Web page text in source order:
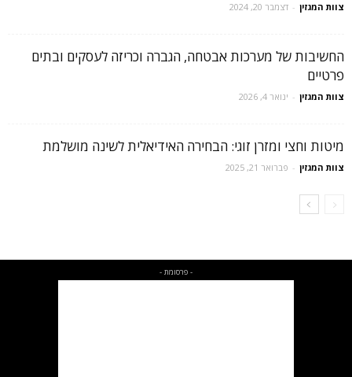
צוות המגזין - דצמבר 20, 2024
החשיבות של מערכות אבטחה, הגברה וכריזה לעסקים ובתים
פרטיים
צוות המגזין - ינואר 4, 2026
מיטות וחצי ומזרן זוגי: הבחירה האידיאלית לשינה מושלמת
צוות המגזין - פברואר 21, 2025
- פרסומת -